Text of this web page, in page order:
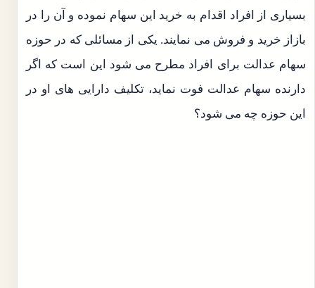
بسیاری از افراد اقدام به خرید این سهام نموده و آن را در
بازاز خرید و فروش می نمایند. یکی از مسائلی که در حوزه
سهام عدالت برای افراد مطرح می شود این است که اگر
دارنده سهام عدالت فوت نماید، تکلیف دارایی های او در
این حوزه چه می شود؟